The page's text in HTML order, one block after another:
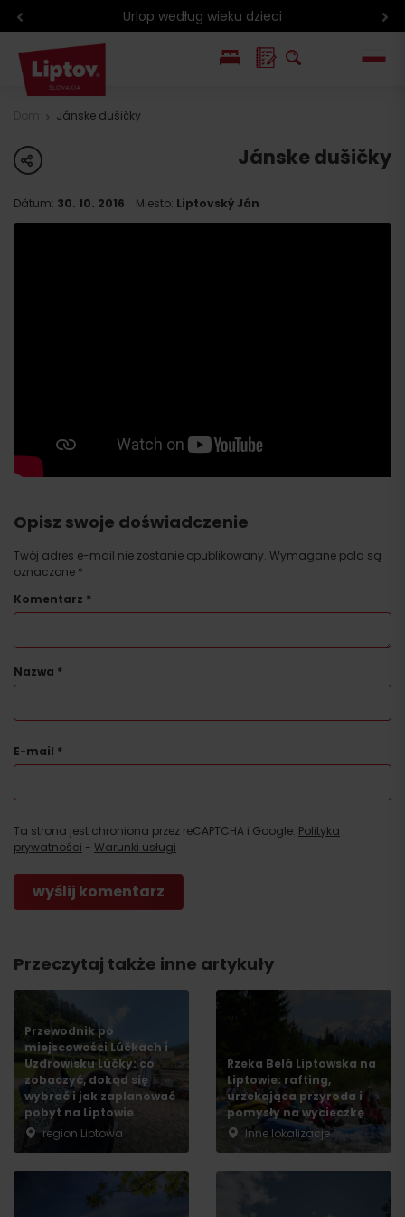
Urlop według wieku dzieci
Jánske dušičky
share Jánske dušičky
Dátum: 30. 10. 2016 Miesto: Liptovský Ján
Opisz swoje doświadczenie
Twój adres e-mail nie zostanie opublikowany. Wymagane pola są
oznaczone *
Komentarz *
Nazwa *
E-mail *
Ta strona jest chroniona przez reCAPTCHA i Google. Polityka
prywatności - Warunki usługi
Przeczytaj także inne artykuły
Przewodnik po
miejscowości Lúčkach i
Uzdrowisku Lúčky: co
zobaczyć, dokąd się
wybrać i jak zaplanować
pobyt na Liptowie
region Liptowa
Rzeka Belá Liptowska na
Liptowie: rafting,
urzekająca przyroda i
pomysły na wycieczkę
Inne lokalizacje